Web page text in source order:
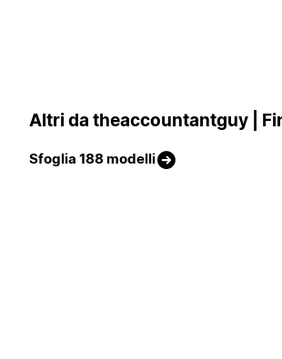
Altri da theaccountantguy |
Sfoglia 188 modelli